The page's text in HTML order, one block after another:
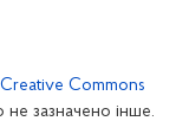
Creative Commons
не зазначено інше.